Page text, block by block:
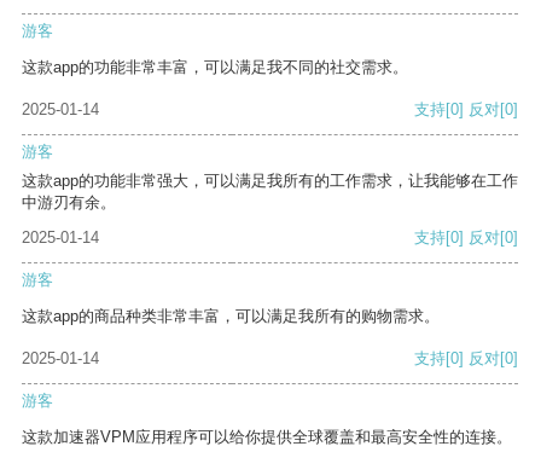
游客
这款app的功能非常丰富，可以满足我不同的社交需求。
2025-01-14 支持[0] 反对[0]
游客
这款app的功能非常强大，可以满足我所有的工作需求，让我能够在工作
中游刃有余。
2025-01-14
支持[0] 反对[0]
游客
这款app的商品种类非常丰富，可以满足我所有的购物需求。
2025-01-14 支持[0] 反对[0]
游客
这款加速器VPM应用程序可以给你提供全球覆盖和最高安全性的连接。